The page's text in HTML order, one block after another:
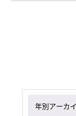
年別アーカ